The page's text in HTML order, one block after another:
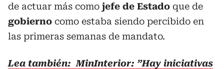
de actuar más como jefe de Estado que de
gobierno como estaba siendo percibido en
las primeras semanas de mandato.
Lea también: MinInterior: ”Hay iniciativas